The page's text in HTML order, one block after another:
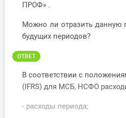
Практика ИП
Кадры. Труд. Зарплата.
Учет по отраслям
ПРОФ» .
Можно ли отразить данную
будущих периодов?
ОТВЕТ
В соответствии с
(IFRS) для МСБ, НСФО
- расходы периода;